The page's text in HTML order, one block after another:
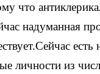
что
надуманная
личности из